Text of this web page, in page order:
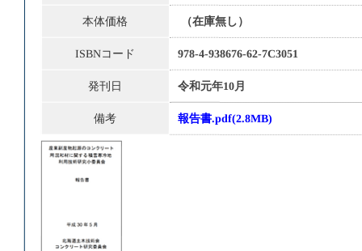
本体価格 （在庫無し）
ISBNコード 978-4-938676-62-7C3051
発刊日 令和元年10月
備考 報告書.pdf(2.8MB)